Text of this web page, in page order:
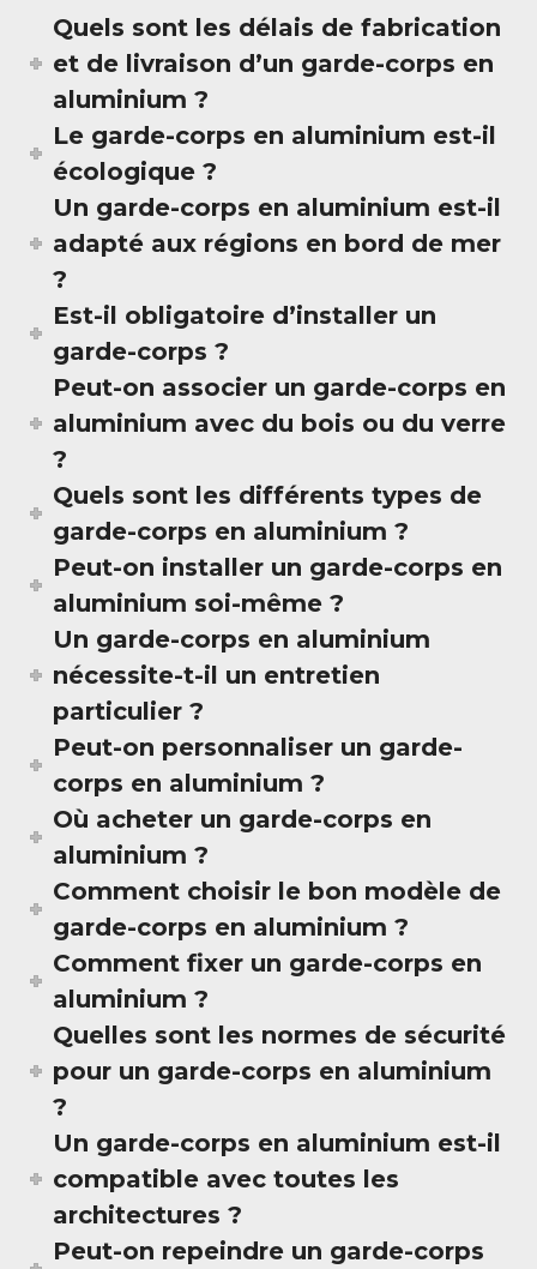
Quels sont les délais de fabrication
et de livraison d’un garde-corps en
aluminium ?
Le garde-corps en aluminium est-il
écologique ?
Un garde-corps en aluminium est-il
adapté aux régions en bord de mer
?
Est-il obligatoire d’installer un
garde-corps ?
Peut-on associer un garde-corps en
aluminium avec du bois ou du verre
?
Quels sont les différents types de
garde-corps en aluminium ?
Peut-on installer un garde-corps en
aluminium soi-même ?
Un garde-corps en aluminium
nécessite-t-il un entretien
particulier ?
Peut-on personnaliser un garde-
corps en aluminium ?
Où acheter un garde-corps en
aluminium ?
Comment choisir le bon modèle de
garde-corps en aluminium ?
Comment fixer un garde-corps en
aluminium ?
Quelles sont les normes de sécurité
pour un garde-corps en aluminium
?
Un garde-corps en aluminium est-il
compatible avec toutes les
architectures ?
Peut-on repeindre un garde-corps